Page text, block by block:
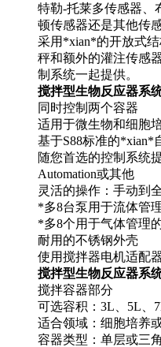
特勒-托莱多传感器、
顿传感器还是其他传感
采用*xian*的开放式
秤和额外的灌注传感
制系统一起提供。
搅拌型生物反应器系
同时控制两个容器
适用于微生物和细胞
基于S88标准的*xian*
随您首选的控制系统
Automation或其他
灵活的操作：手动到
*多8台泵用于流体管
*多8个用于气体管理
耐用的不锈钢外壳
使用搅拌器电机适配
搅拌型生物反应器系
搅拌容器部分
可选容积：3L、5L、
适合领域：细胞培养
容器类型：单层或三